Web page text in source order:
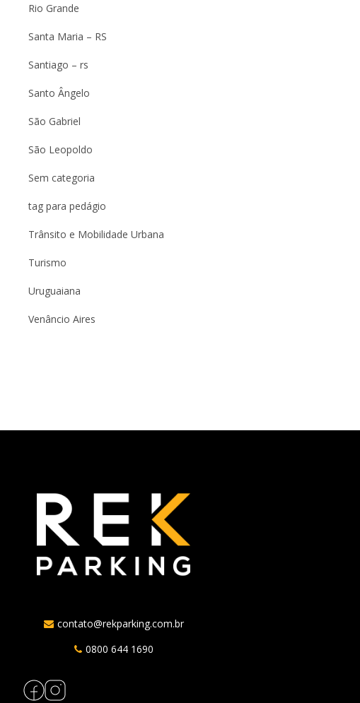
Rio Grande
Santa Maria – RS
Santiago – rs
Santo Ângelo
São Gabriel
São Leopoldo
Sem categoria
tag para pedágio
Trânsito e Mobilidade Urbana
Turismo
Uruguaiana
Venâncio Aires
contato@rekparking.com.br
0800 644 1690